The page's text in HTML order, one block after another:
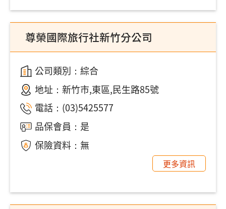
尊榮國際旅行社新竹分公司
公司類別：綜合
地址： 新竹市,東區,民生路85號
電話： (03)5425577
品保會員：是
保險資料：無
更多資訊